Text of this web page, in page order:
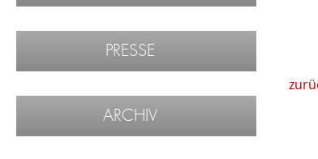
PRESSE
ARCHIV